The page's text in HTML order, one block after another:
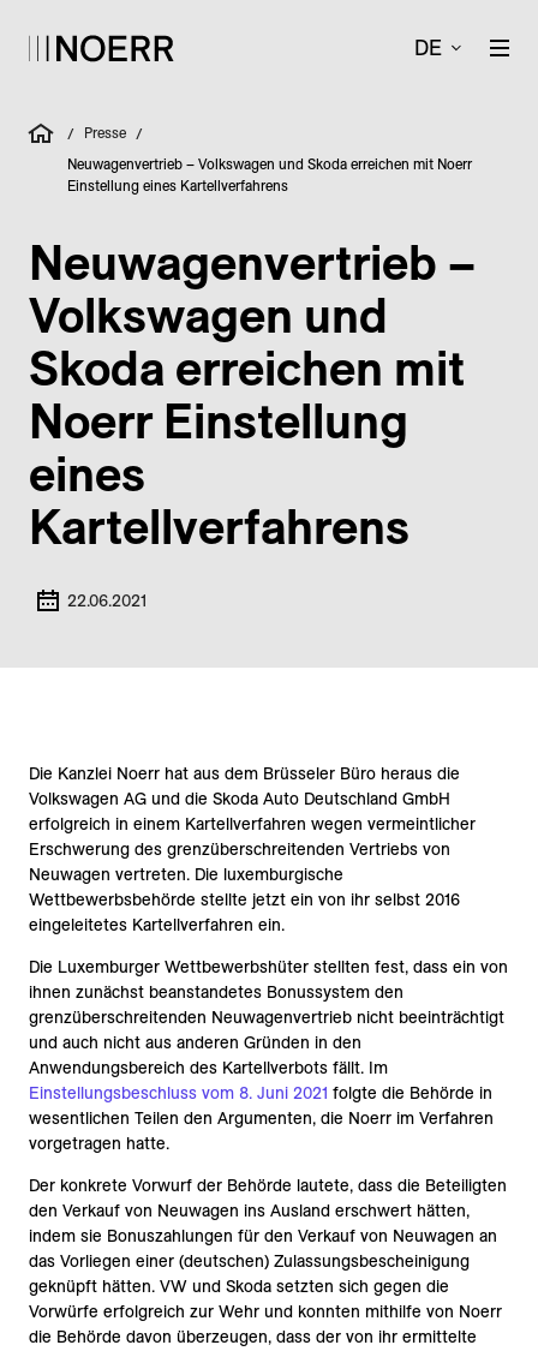
DE
/ Presse /
Neuwagenvertrieb – Volkswagen und Skoda erreichen mit Noerr
Einstellung eines Kartellverfahrens
Neuwagenvertrieb –
Volkswagen und
Skoda erreichen mit
Noerr Einstellung
eines
Kartellverfahrens
22.06.2021
Die Kanzlei Noerr hat aus dem Brüsseler Büro heraus die
Volkswagen AG und die Skoda Auto Deutschland GmbH
erfolgreich in einem Kartellverfahren wegen vermeintlicher
Erschwerung des grenzüberschreitenden Vertriebs von
Neuwagen vertreten. Die luxemburgische
Wettbewerbsbehörde stellte jetzt ein von ihr selbst 2016
eingeleitetes Kartellverfahren ein.
Die Luxemburger Wettbewerbshüter stellten fest, dass ein von
ihnen zunächst beanstandetes Bonussystem den
grenzüberschreitenden Neuwagenvertrieb nicht beeinträchtigt
und auch nicht aus anderen Gründen in den
Anwendungsbereich des Kartellverbots fällt. Im
Einstellungsbeschluss vom 8. Juni 2021 folgte die Behörde in
wesentlichen Teilen den Argumenten, die Noerr im Verfahren
vorgetragen hatte.
Der konkrete Vorwurf der Behörde lautete, dass die Beteiligten
den Verkauf von Neuwagen ins Ausland erschwert hätten,
indem sie Bonuszahlungen für den Verkauf von Neuwagen an
das Vorliegen einer (deutschen) Zulassungsbescheinigung
geknüpft hätten. VW und Skoda setzten sich gegen die
Vorwürfe erfolgreich zur Wehr und konnten mithilfe von Noerr
die Behörde davon überzeugen, dass der von ihr ermittelte